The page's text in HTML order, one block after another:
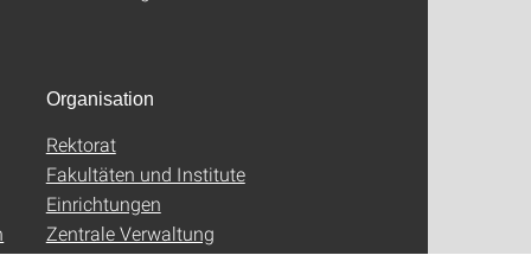
Organisation
Rektorat
Fakultäten und Institute
Einrichtungen
Zentrale Verwaltung